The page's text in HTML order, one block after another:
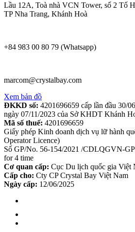
Lầu 12A, Toà nhà VCN Tower, số 2 Tố
TP Nha Trang, Khánh Hoà
+84 983 00 80 79 (Whatsapp)
marcom@crystalbay.com
Xem bản đồ
ĐKKD số: 4201696659 cấp lần đầu 30/
ngày 07/11/2023 của Sở KHDT Khánh
Mã số thuế: 4201696659
Giấy phép Kinh doanh dịch vụ lữ hành
Operator Licence)
Số GP/No. 56-154/2021 /CDLQGVN-
for 4 time
Cơ quan cấp: Cục Du lịch quốc gia Việt
Cấp cho: Cty CP Crystal Bay Việt Nam
Ngày cấp: 12/06/2025